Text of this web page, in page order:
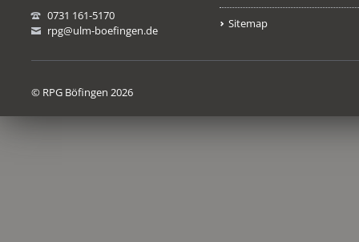
0731 161-5170
rpg@ulm-boefingen.de
Sitemap
© RPG Böfingen 2026